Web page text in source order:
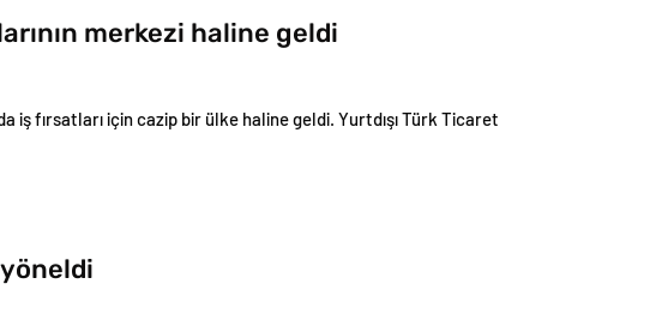
merkezi haline geldi
fırsatları için cazip bir ülke haline geldi. Yurtdışı Türk Ticaret